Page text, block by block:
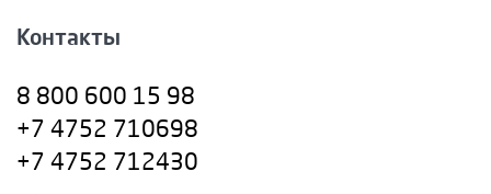
Контакты
8 800 600 15 98
+7 4752 710698
+7 4752 712430